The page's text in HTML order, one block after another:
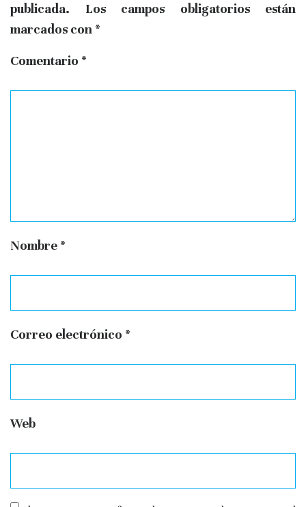
publicada.
Los campos obligatorios están
marcados con *
Comentario *
Nombre *
Correo electrónico *
Web